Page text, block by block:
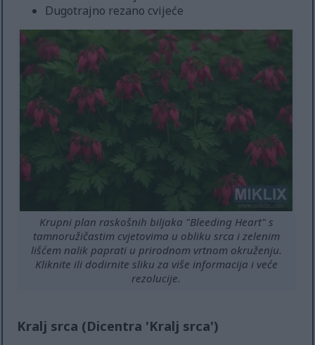
Dugotrajno rezano cvijeće
Krupni plan raskošnih biljaka "Bleeding Heart" s
tamnoružičastim cvjetovima u obliku srca i zelenim
lišćem nalik paprati u prirodnom vrtnom okruženju.
Kliknite ili dodirnite sliku za više informacija i veće
rezolucije.
Kralj srca (Dicentra 'Kralj srca')